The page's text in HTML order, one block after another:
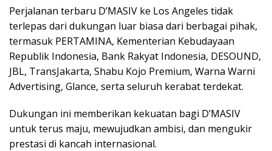
Perjalanan terbaru D’MASIV ke Los Angeles tidak
terlepas dari dukungan luar biasa dari berbagai pihak,
termasuk PERTAMINA, Kementerian Kebudayaan
Republik Indonesia, Bank Rakyat Indonesia, DESOUND,
JBL, TransJakarta, Shabu Kojo Premium, Warna Warni
Advertising, Glance, serta seluruh kerabat terdekat.
Dukungan ini memberikan kekuatan bagi D’MASIV
untuk terus maju, mewujudkan ambisi, dan mengukir
prestasi di kancah internasional.